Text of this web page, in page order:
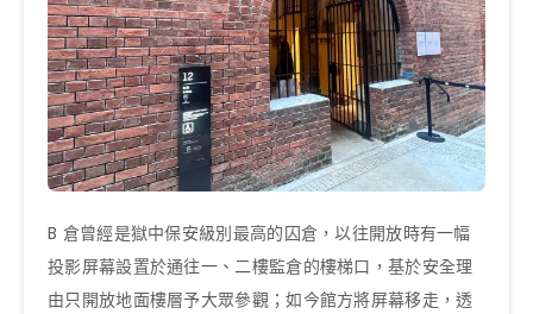
B 倉曾經是獄中保安級別最高的囚倉，以往開放時有一幅
投影屏幕設置於通往一、二樓監倉的樓梯口，基於安全理
由只開放地面樓層予大眾參觀；如今館方將屏幕移走，透